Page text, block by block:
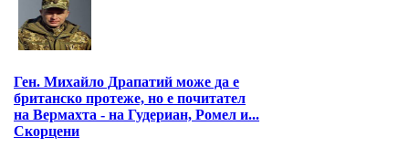
Ген. Михайло Драпатий може да е
британско протеже, но е почитател
на Вермахта - на Гудериан, Ромел и...
Скорцени